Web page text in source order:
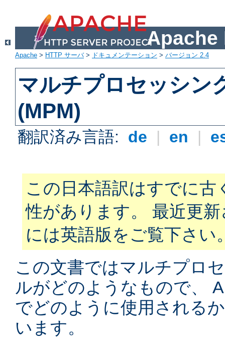
Apache
Apache > HTTP サーバ> ドキュメンテーション > バージョン 2.4
マルチプロセッシン
(MPM)
翻訳済み言語: de | en |
この日本語訳はすでに古
性があります。 最近更
には英語版をご覧下さい
この文書ではマルチプロ
ルがどのようなもので、
でどのように使用される
います。